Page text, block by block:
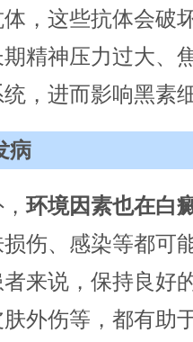
，这些抗体会破
精神压力过大、
，进而影响黑素
病
，环境因素也在白
伤、感染等都可
来说，保持良好
外伤等，都有助